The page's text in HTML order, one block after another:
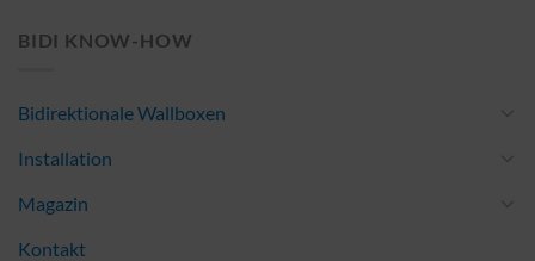
BIDI KNOW-HOW
Bidirektionale Wallboxen
Installation
Magazin
Kontakt